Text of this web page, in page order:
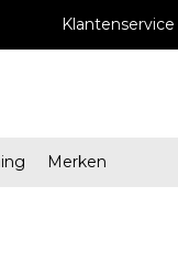
in Almere en Zaandam
Klantenservice
Merken